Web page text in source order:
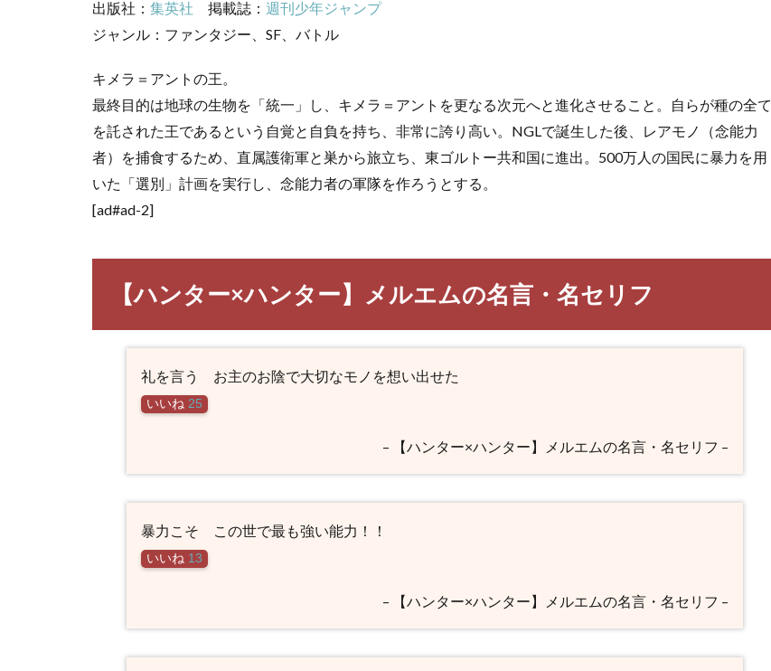
3
キャラ一覧
出版社： 集英社 掲載誌： 週刊少年ジャンプ
ジャンル：ファンタジー、SF、バトル
キメラ＝アントの王。
最終目的は地球の生物を「統一」し、キメラ＝アントを更なる次元へと進化させること。自らが種の全て
を託された王であるという自覚と自負を持ち、非常に誇り高い。NGLで誕生した後、レアモノ（念能力
者）を捕食するため、直属護衛軍と巣から旅立ち、東ゴルトー共和国に進出。500万人の国民に暴力を用
いた「選別」計画を実行し、念能力者の軍隊を作ろうとする。
[ad#ad-2]
【ハンター×ハンター】メルエムの名言・名セリフ
礼を言う お主のお陰で大切なモノを想い出せた
いいね 25
– 【ハンター×ハンター】メルエムの名言・名セリフ –
暴力こそ この世で最も強い能力！！
いいね 13
– 【ハンター×ハンター】メルエムの名言・名セリフ –